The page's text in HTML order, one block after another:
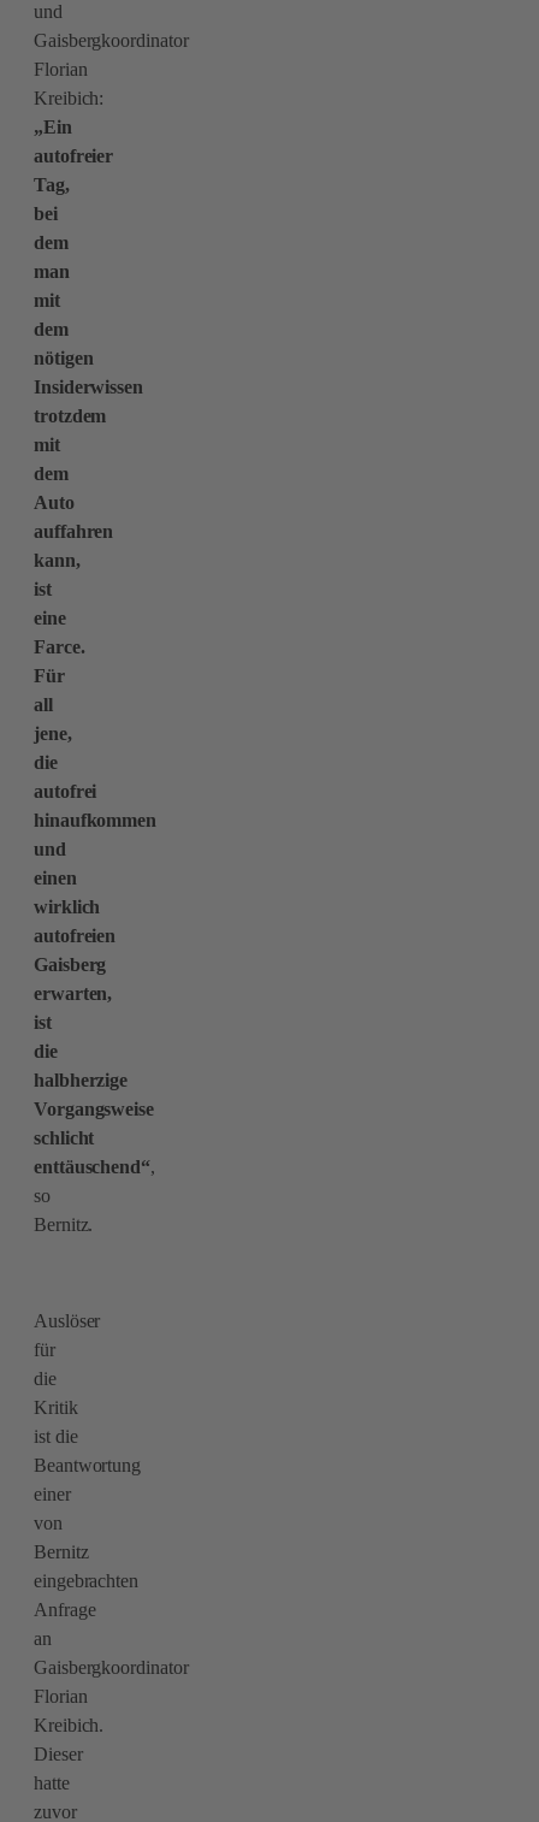
und
Gaisbergkoordinator
Florian
Kreibich:
„Ein
autofreier
Tag,
bei
dem
man
mit
dem
nötigen
Insiderwissen
trotzdem
mit
dem
Auto
auffahren
kann,
ist
eine
Farce.
Für
all
jene,
die
autofrei
hinaufkommen
und
einen
wirklich
autofreien
Gaisberg
erwarten,
ist
die
halbherzige
Vorgangsweise
schlicht
enttäuschend“,
so
Bernitz.
Auslöser
für
die
Kritik
ist die
Beantwortung
einer
von
Bernitz
eingebrachten
Anfrage
an
Gaisbergkoordinator
Florian
Kreibich.
Dieser
hatte
zuvor